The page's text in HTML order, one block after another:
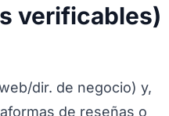
verificables)
dir. de negocio) y,
de reseñas o